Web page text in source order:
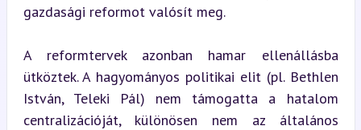
gazdasági reformot valósít meg.
A reformtervek azonban hamar ellenállásba
ütköztek. A hagyományos politikai elit (pl. Bethlen
István, Teleki Pál) nem támogatta a hatalom
centralizációját, különösen nem az általános